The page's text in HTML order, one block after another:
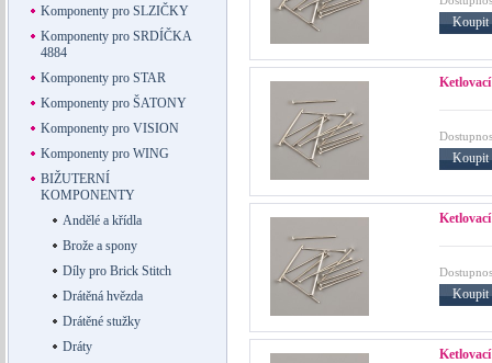
Komponenty pro SLZIČKY
Komponenty pro SRDÍČKA
4884
Komponenty pro STAR
Komponenty pro ŠATONY
Komponenty pro VISION
Komponenty pro WING
BIŽUTERNÍ
KOMPONENTY
Andělé a křídla
Brože a spony
Díly pro Brick Stitch
Drátěná hvězda
Drátěné stužky
Dráty
Koupit
Koupit
Koupit